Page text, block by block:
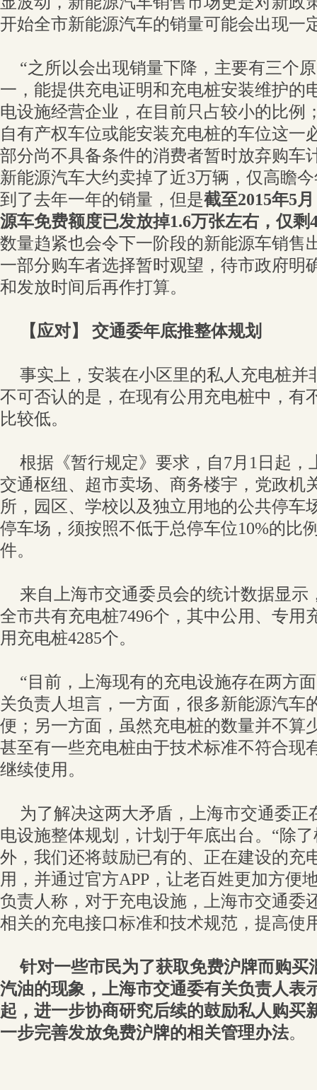
开始全市新能源汽车的销量可能会出现一
“之所以会出现销量下降，主要有三个
一，能提供充电证明和充电桩安装维护的
电设施经营企业，在目前只占较小的比例
自有产权车位或能安装充电桩的车位这一
部分尚不具备条件的消费者暂时放弃购车
新能源汽车大约卖掉了近3万辆，仅高瞻
到了去年一年的销量，但是截至2015年5
源车免费额度已发放掉1.6万张左右，仅剩
数量趋紧也会令下一阶段的新能源车销售
一部分购车者选择暂时观望，待市政府明
和发放时间后再作打算。
【应对】 交通委年底推整体规划
事实上，安装在小区里的私人充电桩并
不可否认的是，在现有公用充电桩中，有
比较低。
根据《暂行规定》要求，自7月1日起，
交通枢纽、超市卖场、商务楼宇，党政机
所，园区、学校以及独立用地的公共停车
停车场，须按照不低于总停车位10%的比
件。
来自上海市交通委员会的统计数据显示
全市共有充电桩7496个，其中公用、专用
用充电桩4285个。
“目前，上海现有的充电设施存在两方
关负责人坦言，一方面，很多新能源汽车
便；另一方面，虽然充电桩的数量并不算
甚至有一些充电桩由于技术标准不符合现
继续使用。
为了解决这两大矛盾，上海市交通委正
电设施整体规划，计划于年底出台。“除
外，我们还将鼓励已有的、正在建设的充
用，并通过官方APP，让老百姓更加方便
负责人称，对于充电设施，上海市交通委
相关的充电接口标准和技术规范，提高使
针对一些市民为了获取免费沪牌而购买
汽油的现象，上海市交通委有关负责人表
起，进一步协商研究后续的鼓励私人购买
一步完善发放免费沪牌的相关管理办法。